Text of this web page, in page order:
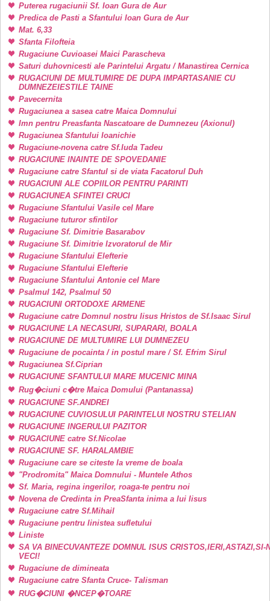
Puterea rugaciunii Sf. Ioan Gura de Aur
Predica de Pasti a Sfantului Ioan Gura de Aur
Mat. 6,33
Sfanta Filofteia
Rugaciune Cuvioasei Maici Parascheva
Saturi duhovnicesti ale Parintelui Argatu / Manastirea Cernica
RUGACIUNI DE MULTUMIRE DE DUPA IMPARTASANIE CU
DUMNEZEIESTILE TAINE
Pavecernita
Rugaciunea a sasea catre Maica Domnului
Imn pentru Preasfanta Nascatoare de Dumnezeu (Axionul)
Rugaciunea Sfantului Ioanichie
Rugaciune-novena catre Sf.Iuda Tadeu
RUGACIUNE INAINTE DE SPOVEDANIE
Rugaciune catre Sfantul si de viata Facatorul Duh
RUGACIUNI ALE COPIILOR PENTRU PARINTI
RUGACIUNEA SFINTEI CRUCI
Rugaciune Sfantului Vasile cel Mare
Rugaciune tuturor sfintilor
Rugaciune Sf. Dimitrie Basarabov
Rugaciune Sf. Dimitrie Izvoratorul de Mir
Rugaciune Sfantului Elefterie
Rugaciune Sfantului Elefterie
Rugaciune Sfantului Antonie cel Mare
Psalmul 142, Psalmul 50
RUGACIUNI ORTODOXE ARMENE
Rugaciune catre Domnul nostru Iisus Hristos de Sf.Isaac Sirul
RUGACIUNE LA NECASURI, SUPARARI, BOALA
RUGACIUNE DE MULTUMIRE LUI DUMNEZEU
Rugaciune de pocainta / in postul mare / Sf. Efrim Sirul
Rugaciunea Sf.Ciprian
RUGACIUNE SFANTULUI MARE MUCENIC MINA
Rug�ciuni c�tre Maica Domului (Pantanassa)
RUGACIUNE SF.ANDREI
RUGACIUNE CUVIOSULUI PARINTELUI NOSTRU STELIAN
RUGACIUNE INGERULUI PAZITOR
RUGACIUNE catre Sf.Nicolae
RUGACIUNE SF. HARALAMBIE
Rugaciune care se citeste la vreme de boala
"Prodromita" Maica Domnului - Muntele Athos
Sf. Maria, regina ingerilor, roaga-te pentru noi
Novena de Credinta in PreaSfanta inima a lui Iisus
Rugaciune catre Sf.Mihail
Rugaciune pentru linistea sufletului
Liniste
SA VA BINECUVANTEZE DOMNUL ISUS CRISTOS,IERI,ASTAZI,SI-
VECI!
Rugaciune de dimineata
Rugaciune catre Sfanta Cruce- Talisman
RUG�CIUNI �NCEP�TOARE